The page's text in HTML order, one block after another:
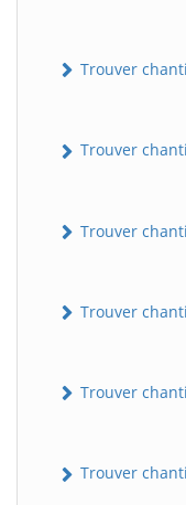
Trouver
Trouver
Trouver
Trouver
Trouver
Trouver